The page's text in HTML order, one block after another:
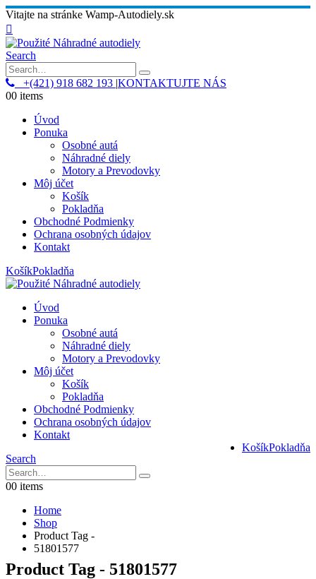
Vitajte na stránke Wamp-Autodiely.sk
Search
+(421) 918 682 193 |KONTAKTUJTE NÁS
00 items
Úvod
Ponuka
Osobné autá
Náhradné diely
Motory a Prevodovky
Môj účet
Košík
Pokladňa
Obchodné Podmienky
Ochrana osobných údajov
Kontakt
KošíkPokladňa
Úvod
Ponuka
Osobné autá
Náhradné diely
Motory a Prevodovky
Môj účet
Košík
Pokladňa
Obchodné Podmienky
Ochrana osobných údajov
Kontakt
KošíkPokladňa
Search
00 items
Home
Shop
Product Tag -
51801577
Product Tag - 51801577